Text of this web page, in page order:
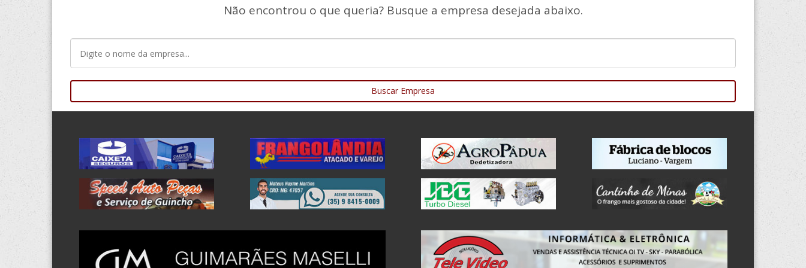
Não encontrou o que queria? Busque a empresa desejada abaixo.
Buscar Empresa